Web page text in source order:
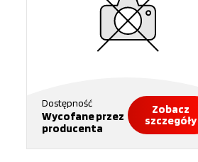
Dostępność
Wycofane przez
producenta
Zobacz
szczegóły